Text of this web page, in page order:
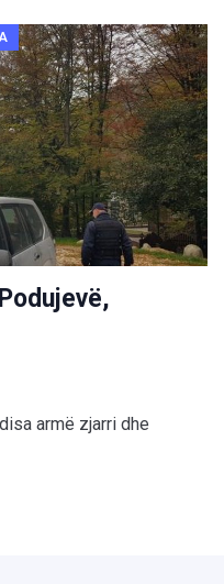
armë zjarri dhe